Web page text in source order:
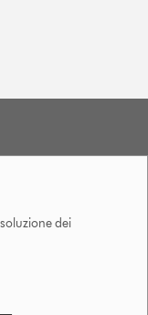
dei